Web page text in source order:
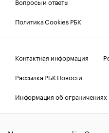
Политика Cookies РБК
Контактная информация
Рассылка РБК Новости
Информация об ограничениях
Правовая информация
О